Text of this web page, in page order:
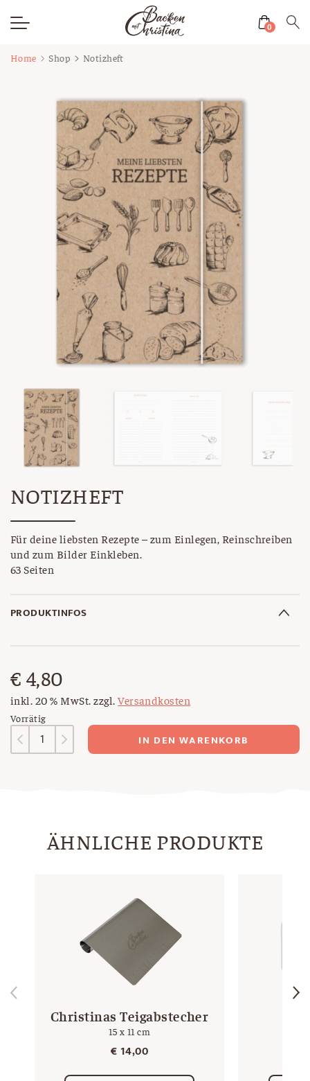
0
Home Shop Notizheft
NOTIZHEFT
Für deine liebsten Rezepte – zum Einlegen, Reinschreiben
und zum Bilder Einkleben.
63 Seiten
€ 4,80
inkl. 20 % MwSt. zzgl.Versandkosten
Vorrätig
Notizheft
Menge
IN DEN WARENKORB
PRODUKTINFOS
ÄHNLICHE PRODUKTE
Christinas Teigabstecher
15 x 11 cm
€ 14,00